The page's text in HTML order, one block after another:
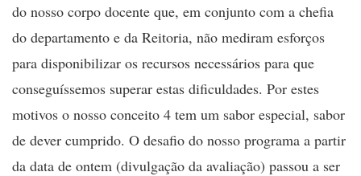
do nosso corpo docente que, em conjunto com a chefia
do departamento e da Reitoria, não mediram esforços
para disponibilizar os recursos necessários para que
conseguíssemos superar estas dificuldades. Por estes
motivos o nosso conceito 4 tem um sabor especial, sabor
de dever cumprido. O desafio do nosso programa a partir
da data de ontem (divulgação da avaliação) passou a ser